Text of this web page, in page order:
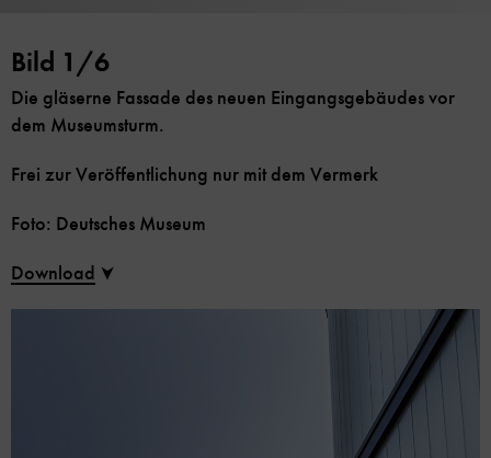
Bild 1/6
Die gläserne Fassade des neuen Eingangsgebäudes vor
dem Museumsturm.
Frei zur Veröffentlichung nur mit dem Vermerk
Foto: Deutsches Museum
Download